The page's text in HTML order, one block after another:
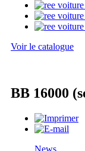
Voir le catalogue
BB 16000
News